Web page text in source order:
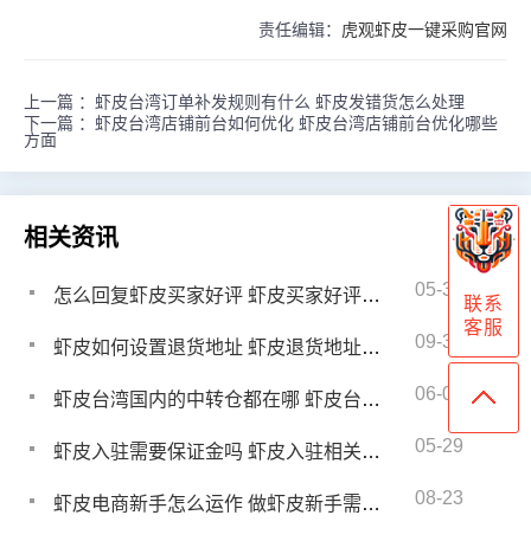
责任编辑： 虎观虾皮一键采购官网
上一篇 ： 虾皮台湾订单补发规则有什么 虾皮发错货怎么处理
下一篇 ： 虾皮台湾店铺前台如何优化 虾皮台湾店铺前台优化哪些
方面
相关资讯
怎么回复虾皮买家好评 虾皮买家好评回复注意哪些问题 05-31
虾皮如何设置退货地址 虾皮退货地址在哪设置 09-30
虾皮台湾国内的中转仓都在哪 虾皮台湾发货需要注意什么 06-03
虾皮入驻需要保证金吗 虾皮入驻相关问题及答案 05-29
虾皮电商新手怎么运作 做虾皮新手需要准备什么 08-23
联系
客服